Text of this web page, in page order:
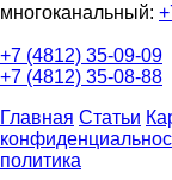
многоканальный:
+7 (4812) 35-09-09
+7 (4812) 35-08-88
Главная Статьи
политика